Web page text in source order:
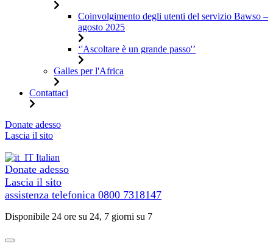
Coinvolgimento degli utenti del servizio Bawso –
agosto 2025
‘'Ascoltare è un grande passo'’
Galles per l'Africa
Contattaci
Salta
al
Donate adesso
Lascia il sito
Italian
Donate adesso
Lascia il sito
assistenza telefonica 0800 7318147
Disponibile 24 ore su 24, 7 giorni su 7